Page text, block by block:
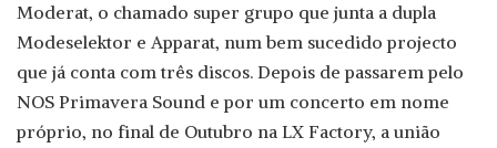
Moderat, o chamado super grupo que junta a dupla
Modeselektor e Apparat, num bem sucedido projecto
que já conta com três discos. Depois de passarem pelo
NOS Primavera Sound e por um concerto em nome
próprio, no final de Outubro na LX Factory, a união